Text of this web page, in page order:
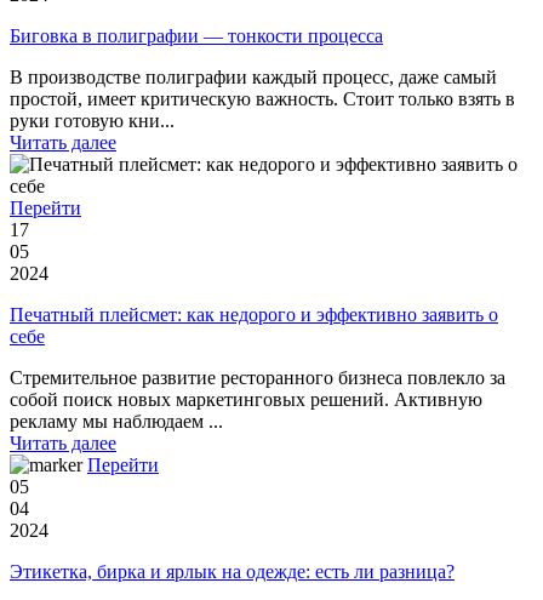
Биговка в полиграфии — тонкости процесса
В производстве полиграфии каждый процесс, даже самый
простой, имеет критическую важность. Стоит только взять в
руки готовую кни...
Читать далее
Перейти
17
05
2024
Печатный плейсмет: как недорого и эффективно заявить о
себе
Стремительное развитие ресторанного бизнеса повлекло за
собой поиск новых маркетинговых решений. Активную
рекламу мы наблюдаем ...
Читать далее
Перейти
05
04
2024
Этикетка, бирка и ярлык на одежде: есть ли разница?